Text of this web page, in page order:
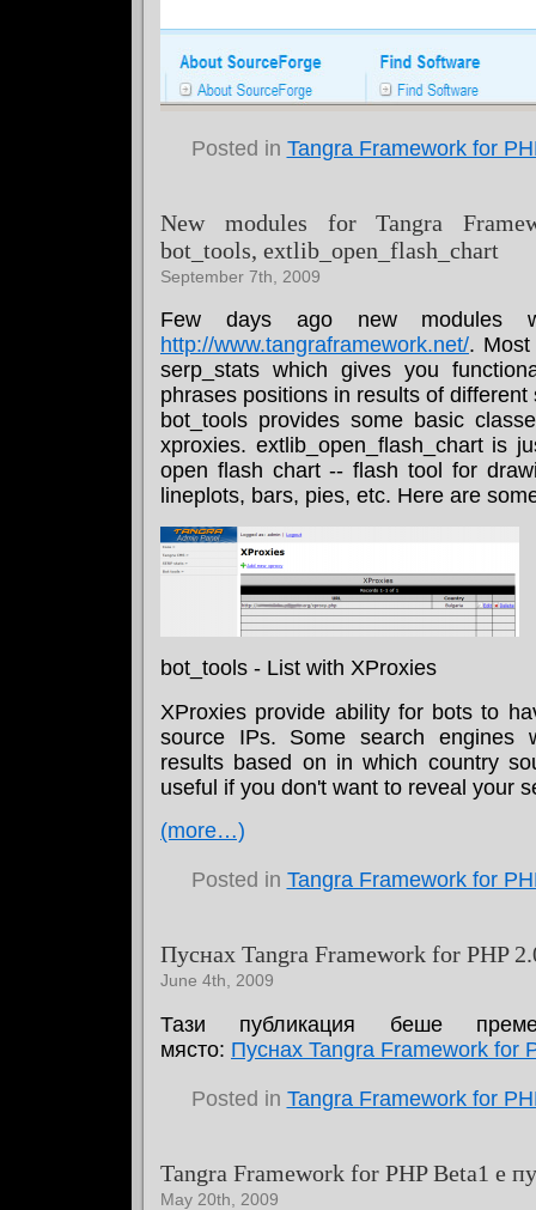
Posted in Tangra Framework for
New modules for Tangra
bot_tools, extlib_open_flash_chart
September 7th, 2009
Few days ago new modules
http://www.tangraframework.net/.
serp_stats which gives you
phrases positions in results of
bot_tools provides some basic
xproxies. extlib_open_flash_chart is
open flash chart -- flash tool for
lineplots, bars, pies, etc. Here are
bot_tools - List with XProxies
XProxies provide ability for bots to
source IPs. Some search engines
results based on in which country
useful if you don't want to reveal your
(more…)
Posted in Tangra Framework for
Пуснах Tangra Framework for PHP
June 4th, 2009
Тази публикация беше
място: Пуснах Tangra Framework for
Posted in Tangra Framework for
Tangra Framework for PHP Beta1 е
May 20th, 2009